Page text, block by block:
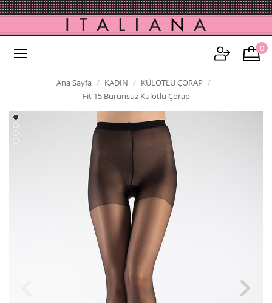
0
Ana Sayfa KADIN
KÜLOTLU ÇORAP
Fit 15 Burunsuz Külotlu Çorap